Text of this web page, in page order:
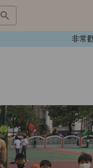
非常歡迎嚟